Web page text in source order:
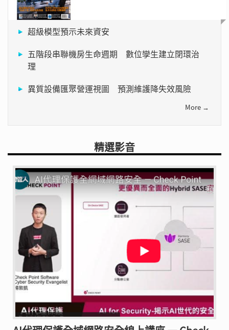
超級模型預示未來資安
五階段串聯機房生命週期 數位孿生建立閉環治
理
異質設備匯聚營運視圖 預測維護降失效風險
More →
精選影音